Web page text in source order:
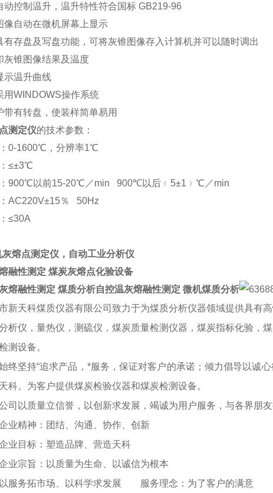
动控制温升，温升特性符合国标 GB219-96
像自动在微机屏幕上显示
有存盘及写盘功能，可将灰锥图像存入计算机并可以随时调出
灰锥图像结果及温度
示温升曲线
用WINDOWS操作系统
带有转盘，使装样简单易用
测定仪的技术参数：
0-1600℃，分辨率1℃
≤±3℃
900℃以前15-20℃／min 900℃以后﹙5±1﹚℃／min
AC220V±15％ 50Hz
≤30A
灰熔点测定仪，自动工业分析仪
融性测定 煤炭灰熔点化验设备
熔融性测定 煤质分析自控温灰熔融性测定 微机煤质分析
新天科煤质仪器有限公司致力于为煤质分析仪器领域提供具有
析仪，量热仪，测硫仪，煤炭质量检测仪器，煤炭指标化验，
测设备。
终坚持“追求产品，*服务，保证对客户的承诺；倾力倡导以诚
科。为客户提供煤炭检验仪器和煤炭检测设备。
以质量立信誉，以创新求发展，竭诚为用户服务，与各界朋友
精神：团结、沟通、协作、创新
目标：塑造品牌、营造天科
宗旨：以质量为生命、以诚信为根本
务拓市场、以科学求发展 服务理念：为了客户的满意